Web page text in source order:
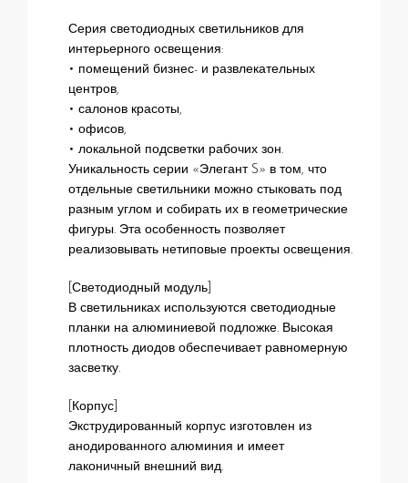
Серия светодиодных светильников для
интерьерного освещения:
• помещений бизнес- и развлекательных
центров,
• салонов красоты,
• офисов,
• локальной подсветки рабочих зон.
Уникальность серии «Элегант S» в том, что
отдельные светильники можно стыковать под
разным углом и собирать их в геометрические
фигуры. Эта особенность позволяет
реализовывать нетиповые проекты освещения.
[Светодиодный модуль]
В светильниках используются светодиодные
планки на алюминиевой подложке. Высокая
плотность диодов обеспечивает равномерную
засветку.
[Корпус]
Экструдированный корпус изготовлен из
анодированного алюминия и имеет
лаконичный внешний вид.